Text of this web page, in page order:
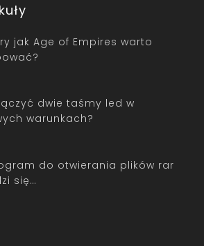
jak Age of Empires warto
dwie taśmy led w
warunkach?
do otwierania plików rar
się…